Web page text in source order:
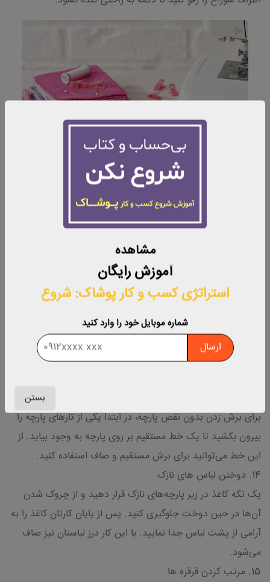
اگر جوراب شما در رفت، برای جلوگیری از بزرگ‌تر شدن جای در
رفتگی می‌توانید اطراف آن را لاک ناخن بزنید. البته دقت کنید که
این کار را روی لنگه دیگر جوراب نیز انجام دهید تا هر دو جوراب
از آنجایی که دکمه‌های صدفی لیز هستند، دوختن آن‌ها برای برخی
از افراد دشوار است. برای راحت‌تر دوختن این مدل از دکمه‌ها به
منظور خیاطی آسان، روی دکمه نوار چسب بچسبانید تا ثابت بماند
و لیز نخورد. پس از دوختن دکمه‌ها نیز می‌توانید نوار چسب را به
برای برش زدن بدون نقص پارچه، در ابتدا یکی از تارهای پارچه را
بیرون بکشید تا یک خط مستقیم بر روی پارچه به وجود بیاید. از
این خط می‌توانید برای برش مستقیم و صاف استفاده کنید.
14. دوختن لباس های نازک
یک تکه کاغذ در زیر پارچه‌های نازک قرار دهید و از چروک شدن
آن‌ها در حین دوخت جلوگیری کنید. پس از پایان کارتان کاغذ را به
آرامی از پشت لباس جدا نمایید. با این کار درز لباستان نیز صاف
می‌شود.
15. مرتب کردن قرقره ها
مشاهده
آموزش رایگان
استراتژی کسب‌ و کار پوشاک: شروع
شماره موبایل خود را وارد کنید
ارسال
بستن